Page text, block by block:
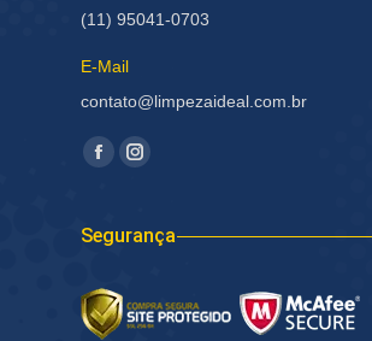
(11) 95041-0703
E-Mail
contato@limpezaideal.com.br
Encontre-nos em:
Facebook
abre
nova
janela
Instagram
abre
janela
Segurança